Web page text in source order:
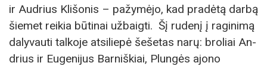
ir Aud­rius Kli­šo­nis – pa­žy­mė­jo, kad pra­dė­tą dar­bą
šie­met rei­kia bū­ti­nai už­baig­ti. Šį ru­de­nį į ra­gi­ni­mą
da­ly­vau­ti tal­ko­je at­si­lie­pė še­še­tas na­rų: bro­liai An­
drius ir Eu­ge­ni­jus Bar­niš­kiai, Plungės ajono